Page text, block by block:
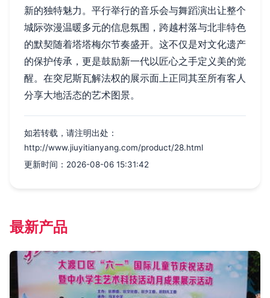
新的独特魅力。平行举行的音乐会与舞蹈演出让整个
城际弥漫温暖多元的信息氛围，跨越村落与北非特色
的默契随着塔塔梅尔节奏盛开。这不仅是对文化遗产
的保护传承，更是鼓励新一代以匠心之手定义美的觉
醒。在突尼斯瓦解法权的展示面上正同其至所有客人
分享大地活态的艺术图景。
如若转载，请注明出处：
http://www.jiuyitianyang.com/product/28.html
更新时间：2026-08-06 15:31:42
最新产品